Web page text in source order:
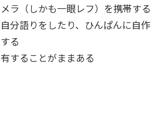
ラ（しかも一眼レフ）を携帯する
分語りをしたり、ひんぱんに自作
る
することがままある